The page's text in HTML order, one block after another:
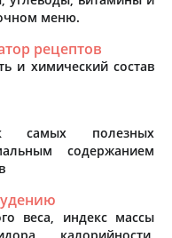
меню.
рецептов
и химический состав
самых полезных
содержанием
веса, индекс массы